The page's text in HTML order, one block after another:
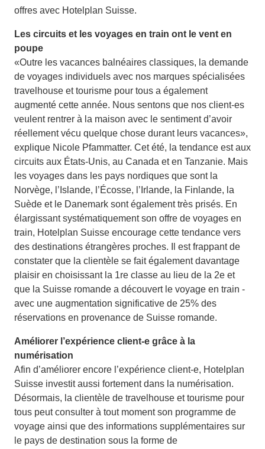
offres avec Hotelplan Suisse.
Les circuits et les voyages en train ont le vent en
poupe
«Outre les vacances balnéaires classiques, la demande
de voyages individuels avec nos marques spécialisées
travelhouse et tourisme pour tous a également
augmenté cette année. Nous sentons que nos client-es
veulent rentrer à la maison avec le sentiment d’avoir
réellement vécu quelque chose durant leurs vacances»,
explique Nicole Pfammatter. Cet été, la tendance est aux
circuits aux États-Unis, au Canada et en Tanzanie. Mais
les voyages dans les pays nordiques que sont la
Norvège, l’Islande, l’Écosse, l’Irlande, la Finlande, la
Suède et le Danemark sont également très prisés. En
élargissant systématiquement son offre de voyages en
train, Hotelplan Suisse encourage cette tendance vers
des destinations étrangères proches. Il est frappant de
constater que la clientèle se fait également davantage
plaisir en choisissant la 1re classe au lieu de la 2e et
que la Suisse romande a découvert le voyage en train -
avec une augmentation significative de 25% des
réservations en provenance de Suisse romande.
Améliorer l’expérience client-e grâce à la
numérisation
Afin d’améliorer encore l’expérience client-e, Hotelplan
Suisse investit aussi fortement dans la numérisation.
Désormais, la clientèle de travelhouse et tourisme pour
tous peut consulter à tout moment son programme de
voyage ainsi que des informations supplémentaires sur
le pays de destination sous la forme de